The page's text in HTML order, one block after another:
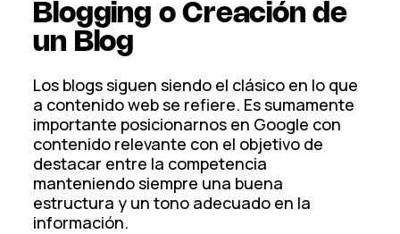
Blogging o Creación de
un Blog
Los blogs siguen siendo el clásico en lo que
a contenido web se refiere. Es sumamente
importante posicionarnos en Google con
contenido relevante con el objetivo de
destacar entre la competencia
manteniendo siempre una buena
estructura y un tono adecuado en la
información.